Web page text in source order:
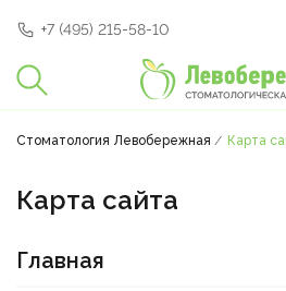
+7 (495) 215-58-10
Стоматология Левобережная Карта
Карта сайта
Главная